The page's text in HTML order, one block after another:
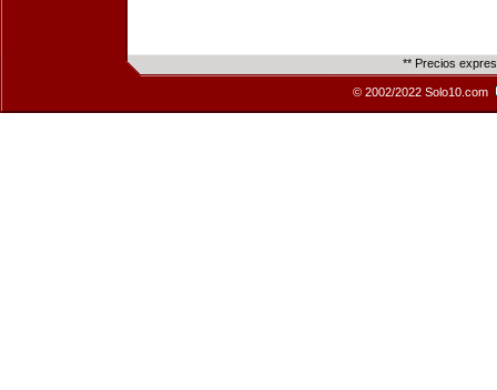
** Precios
© 2002/2022 Solo10.com